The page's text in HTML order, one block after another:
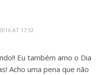
AT 17:32
Eu também amo o Dia
Acho uma pena que não